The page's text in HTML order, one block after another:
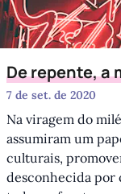
De repente, a
7 de set. de 2020
Na viragem do
assumiram um
culturais,
desconhecida por